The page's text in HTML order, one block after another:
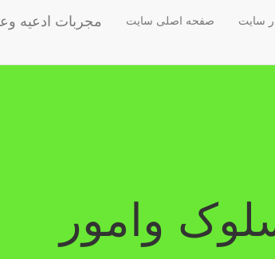
مجربات ادعیه صفحه اصلی سایت سایت
وامور